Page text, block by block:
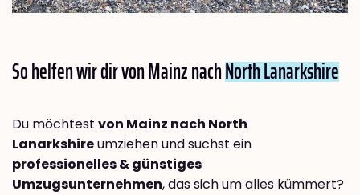
So helfen wir dir von Mainz nachNorth Lanarkshire
Du möchtest von Mainz nach North
Lanarkshireumziehen und suchst ein
professionelles & günstiges
Umzugsunternehmen, das sich um alles kümmert?